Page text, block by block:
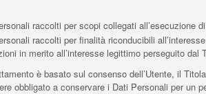
raccolti per scopi collegati all’esecuzione
raccolti per finalità riconducibili
in merito all’interesse legittimo perseguito
è basato sul consenso dell’Utente, il
obbligato a conservare i Dati Personali per un